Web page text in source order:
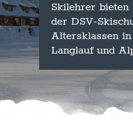
Skilehrer bieten
der DSV-
Altersklassen
Langlauf und